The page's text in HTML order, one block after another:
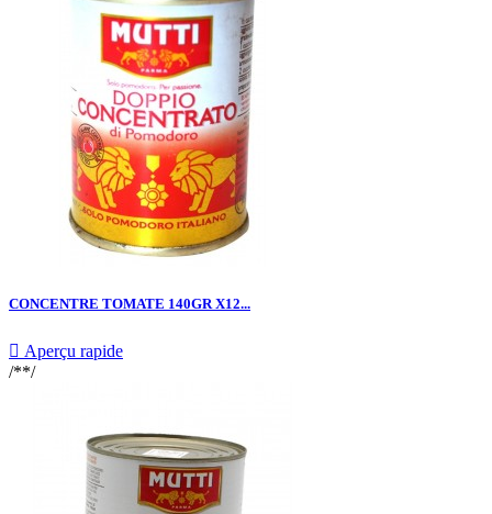
CONCENTRE TOMATE 140GR X12...
 Aperçu rapide
/**/